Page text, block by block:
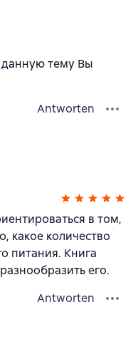
данную тему Вы
Antworten
в том,
какое количество
питания. Книга
его.
Antworten